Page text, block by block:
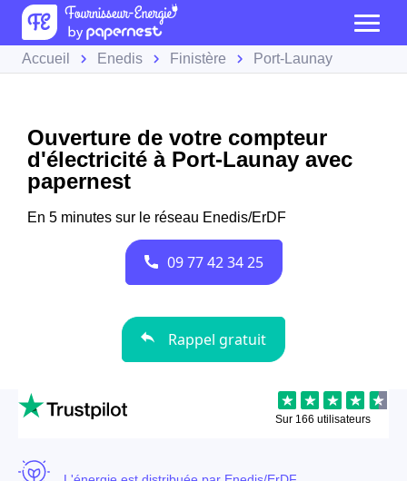
Accueil Enedis Finistère Port-Launay